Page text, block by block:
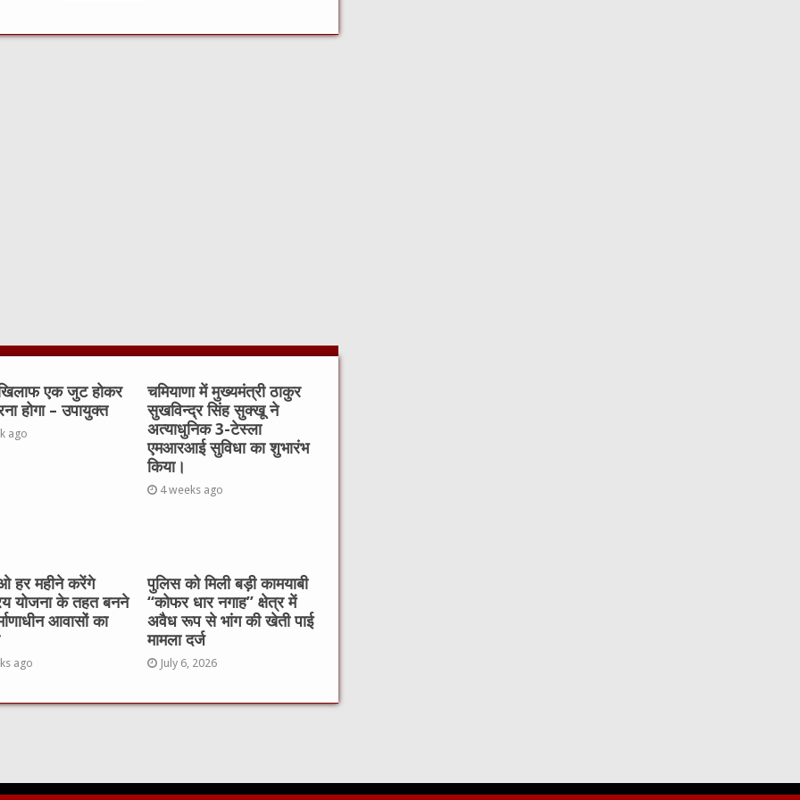
एक जुट होकर
होगा – उपायुक्त
ago
चमियाणा में मुख्यमंत्री ठाकुर
सुखविन्द्र सिंह सुक्खू ने
अत्याधुनिक 3-टेस्ला
एमआरआई सुविधा का शुभारंभ
किया।
4 weeks ago
हर महीने करेंगे
योजना के तहत बनने
आवासों का
ago
पुलिस को मिली बड़ी कामयाबी
“कोफर धार नगाह” क्षेत्र में
अवैध रूप से भांग की खेती पाई
मामला दर्ज
July 6, 2026